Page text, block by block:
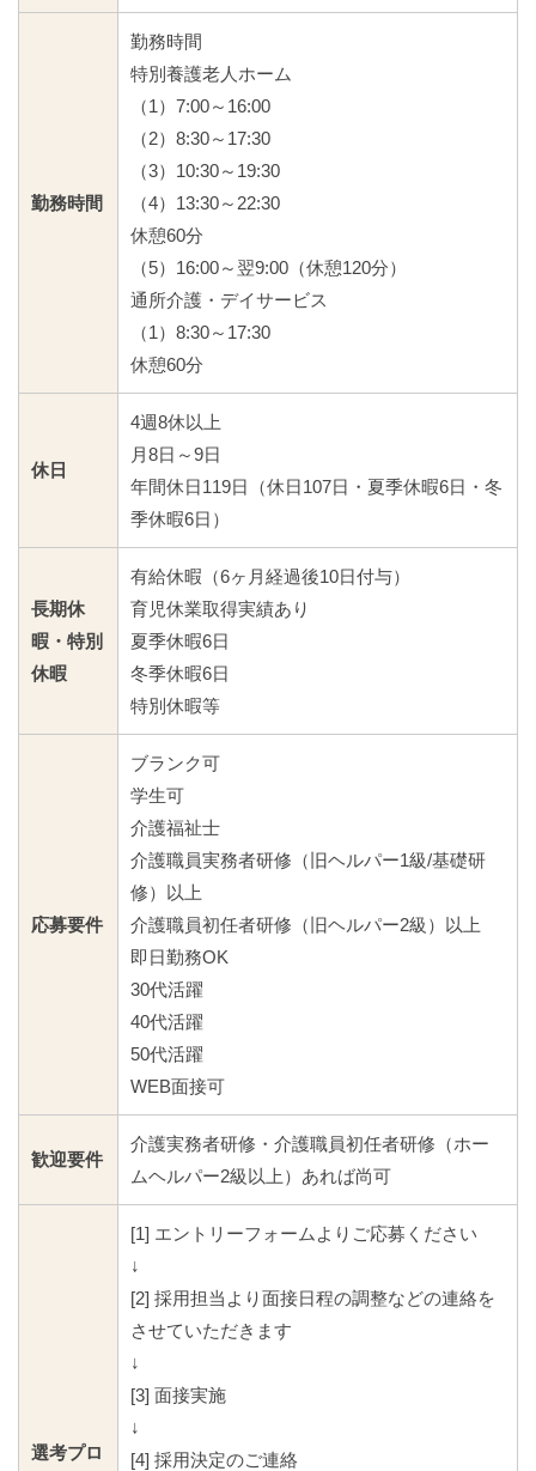
勤務時間
勤務時間
特別養護老人ホーム
（1）7:00～16:00
（2）8:30～17:30
（3）10:30～19:30
（4）13:30～22:30
休憩60分
（5）16:00～翌9:00（休憩120分）
通所介護・デイサービス
（1）8:30～17:30
休憩60分
休日
4週8休以上
月8日～9日
年間休日119日（休日107日・夏季休暇6日・冬
季休暇6日）
長期休
暇・特別
休暇
有給休暇（6ヶ月経過後10日付与）
育児休業取得実績あり
夏季休暇6日
冬季休暇6日
特別休暇等
応募要件
ブランク可
学生可
介護福祉士
介護職員実務者研修（旧ヘルパー1級/基礎研
修）以上
介護職員初任者研修（旧ヘルパー2級）以上
即日勤務OK
30代活躍
40代活躍
50代活躍
WEB面接可
歓迎要件
介護実務者研修・介護職員初任者研修（ホー
ムヘルパー2級以上）あれば尚可
選考プロ
[1] エントリーフォームよりご応募ください
↓
[2] 採用担当より面接日程の調整などの連絡を
させていただきます
↓
[3] 面接実施
↓
[4] 採用決定のご連絡